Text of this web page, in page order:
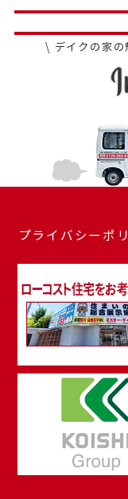
\ デイクの家の
プライバシーポ